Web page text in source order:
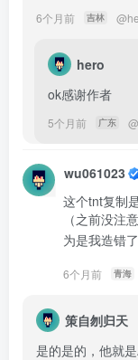
6个月前 吉林 @
hero
ok感谢作者
5个月前 广东 @
wu061023
这个tnt复制
（之前没注
为是我造错
6个月前 青海
策自刎归天
是的是的，他就